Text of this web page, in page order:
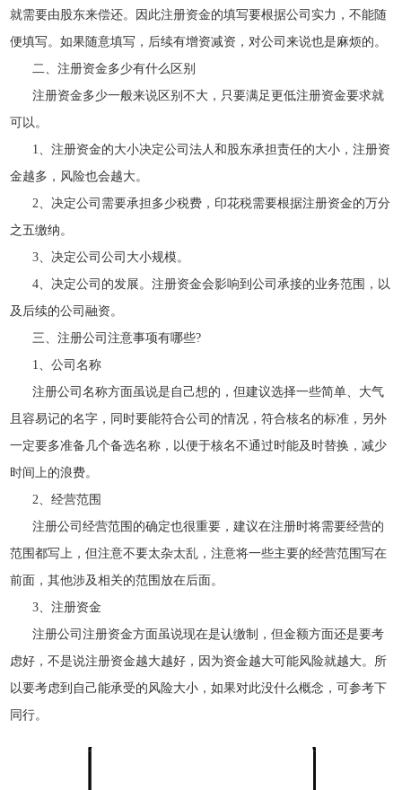
就需要由股东来偿还。因此注册资金的填写要根据公司实力，不能随
便填写。如果随意填写，后续有增资减资，对公司来说也是麻烦的。
二、注册资金多少有什么区别
注册资金多少一般来说区别不大，只要满足更低注册资金要求就
可以。
1、注册资金的大小决定公司法人和股东承担责任的大小，注册资
金越多，风险也会越大。
2、决定公司需要承担多少税费，印花税需要根据注册资金的万分
之五缴纳。
3、决定公司公司大小规模。
4、决定公司的发展。注册资金会影响到公司承接的业务范围，以
及后续的公司融资。
三、注册公司注意事项有哪些?
1、公司名称
注册公司名称方面虽说是自己想的，但建议选择一些简单、大气
且容易记的名字，同时要能符合公司的情况，符合核名的标准，另外
一定要多准备几个备选名称，以便于核名不通过时能及时替换，减少
时间上的浪费。
2、经营范围
注册公司经营范围的确定也很重要，建议在注册时将需要经营的
范围都写上，但注意不要太杂太乱，注意将一些主要的经营范围写在
前面，其他涉及相关的范围放在后面。
3、注册资金
注册公司注册资金方面虽说现在是认缴制，但金额方面还是要考
虑好，不是说注册资金越大越好，因为资金越大可能风险就越大。所
以要考虑到自己能承受的风险大小，如果对此没什么概念，可参考下
同行。